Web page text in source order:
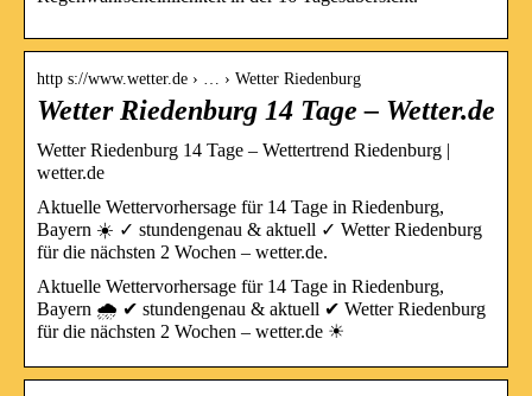
http s://www.wetter.de › … › Wetter Riedenburg
Wetter Riedenburg 14 Tage – Wetter.de
Wetter Riedenburg 14 Tage – Wettertrend Riedenburg |
wetter.de
Aktuelle Wettervorhersage für 14 Tage in Riedenburg,
Bayern ☀️ ✓ stundengenau & aktuell ✓ Wetter Riedenburg
für die nächsten 2 Wochen – wetter.de.
Aktuelle Wettervorhersage für 14 Tage in Riedenburg,
Bayern 🌧️ ✔ stundengenau & aktuell ✔ Wetter Riedenburg
für die nächsten 2 Wochen – wetter.de ☀